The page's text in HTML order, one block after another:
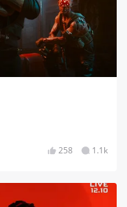
258 1.1k